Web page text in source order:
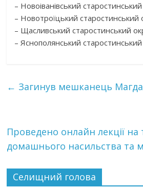
– Новоіванівський
– Новотроїцький старостинський
– Щасливський старостинський
– Яснополянський
← Загинув мешканець
Проведено онлайн лекції на
домашнього насильства та
Селищний голова